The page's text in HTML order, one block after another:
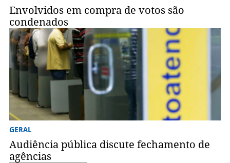
Envolvidos em compra de votos são
condenados
GERAL
Audiência pública discute fechamento de
agências